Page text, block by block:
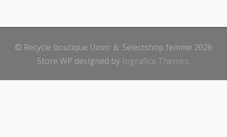
© Recycle boutique Uovo ＆ Selectshop femme 2026
Store WP designed by Iografica Themes.